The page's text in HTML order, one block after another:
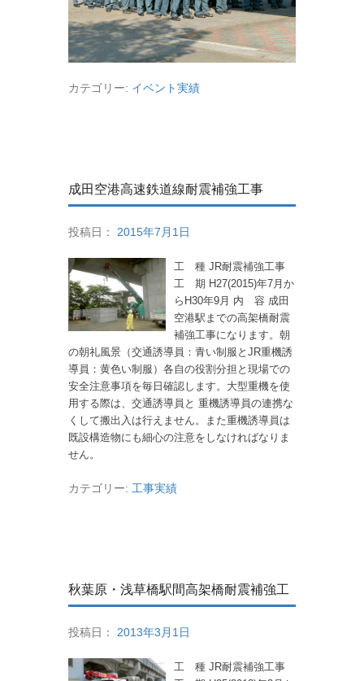
カテゴリー: イベント実績
成田空港高速鉄道線耐震補強工事
投稿日： 2015年7月1日
工 種 JR耐震補強工事
工 期 H27(2015)年7月か
らH30年9月 内 容 成田
空港駅までの高架橋耐震
補強工事になります。朝
の朝礼風景（交通誘導員：青い制服とJR重機誘
導員：黄色い制服）各自の役割分担と現場での
安全注意事項を毎日確認します。大型重機を使
用する際は、交通誘導員と 重機誘導員の連携な
くして搬出入は行えません。また重機誘導員は
既設構造物にも細心の注意をしなければなりま
せん。
カテゴリー: 工事実績
秋葉原・浅草橋駅間高架橋耐震補強工
投稿日： 2013年3月1日
工 種 JR耐震補強工事